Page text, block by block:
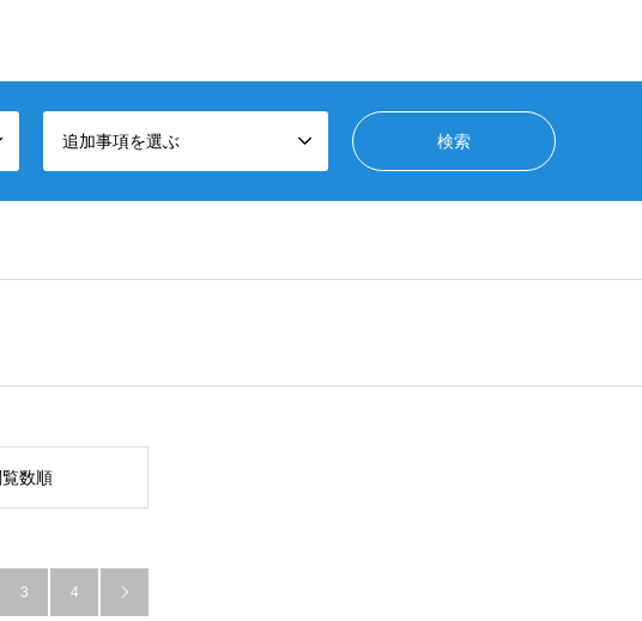
追加事項を選ぶ
覧数順
3 4 